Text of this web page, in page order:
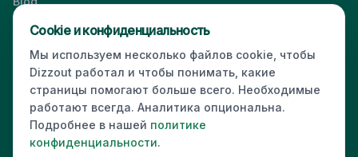
Videos
Press & Media Kit For Business
Site Index
© 2026 Dizzout. All rights reserved.
Cookie и конфиденциальность
Мы используем несколько файлов cookie, чтобы
Dizzout работал и чтобы понимать, какие
страницы помогают больше всего. Необходимые
работают всегда. Аналитика опциональна.
Подробнее в нашей политике
конфиденциальности.